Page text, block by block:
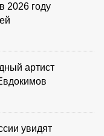
2026 году
артист
увидят